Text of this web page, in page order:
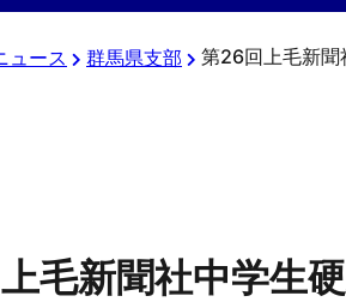
ュース 群馬県支部
毛新聞社中学生